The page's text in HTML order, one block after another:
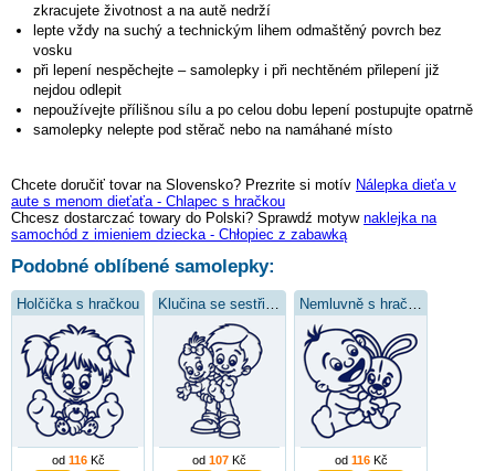
zkracujete životnost a na autě nedrží
lepte vždy na suchý a technickým lihem odmaštěný povrch bez
vosku
při lepení nespěchejte – samolepky i při nechtěném přilepení již
nejdou odlepit
nepoužívejte přílišnou sílu a po celou dobu lepení postupujte opatrně
samolepky nelepte pod stěrač nebo na namáhané místo
Chcete doručiť tovar na Slovensko? Prezrite si motív Nálepka dieťa v
aute s menom dieťaťa - Chlapec s hračkou
Chcesz dostarczać towary do Polski? Sprawdź motyw naklejka na
samochód z imieniem dziecka - Chłopiec z zabawką
Podobné oblíbené samolepky:
Holčička s hračkou
od 116Kč od 107 Kč od 116Kč